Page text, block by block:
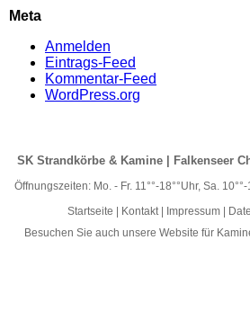
Meta
Anmelden
Eintrags-Feed
Kommentar-Feed
WordPress.org
SK Strandkörbe & Kamine | Falkenseer
Öffnungszeiten: Mo. - Fr. 11°°-18°°Uhr, Sa.
Startseite | Kontakt| Impressum|
Besuchen Sie auch unsere Website für